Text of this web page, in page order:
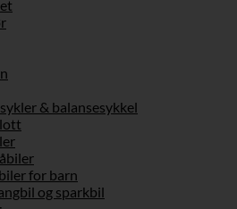
& balansesykkel
for barn
og sparkbil